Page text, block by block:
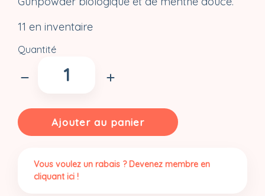
11 en inventaire
Quantité
Sahara
biologique,
à
la
Ajouter au panier
Vous voulez un rabais ? Devenez membre en
cliquant ici !